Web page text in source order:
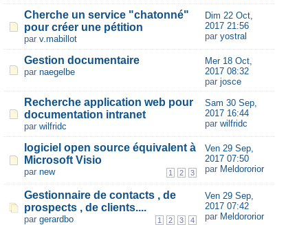
Cherche un service "chatonné"
pour créer une pétition
par v.mabillot
Dim 22 Oct,
2017 21:56
par yostral
Gestion documentaire
par naegelbe
Mer 18 Oct,
2017 08:32
par josce
Recherche application web pour
documentation intranet
par wilfridc
Sam 30 Sep,
2017 16:44
par wilfridc
logiciel open source équivalent à
Microsoft Visio
1 2 3
par new
Ven 29 Sep,
2017 07:50
par Meldororior
Gestionnaire de contacts , de
prospects , de clients....
1 2 3 4
par gerardbo
Ven 29 Sep,
2017 07:42
par Meldororior